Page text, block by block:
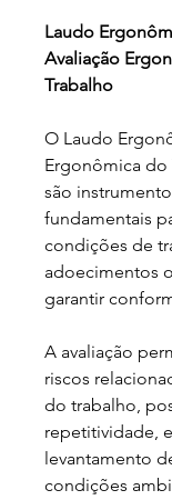
Laudo
Avaliação
Trabalho
O Laudo
Ergonômica do
são
fundamentais
condições de
adoecimentos
garantir
A avaliação
riscos
do trabalho,
repetitividade,
levantamento
condições